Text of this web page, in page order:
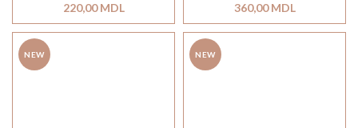
220,00MDL
360,00MDL
NEW NEW